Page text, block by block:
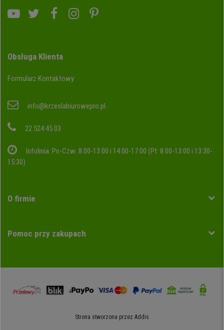
Obsługa Klienta
Formularz Kontaktowy
info@krzeslabiurowepro.pl
22 524 45 03
Infolinia: Pn-Czw: 8:00-13:00 i 14:00-17:00 (Pt: 8:00-13:00 i 13:30-
15:30)
O firmie
Pomoc przy zakupach
Strona stworzona przez Addis